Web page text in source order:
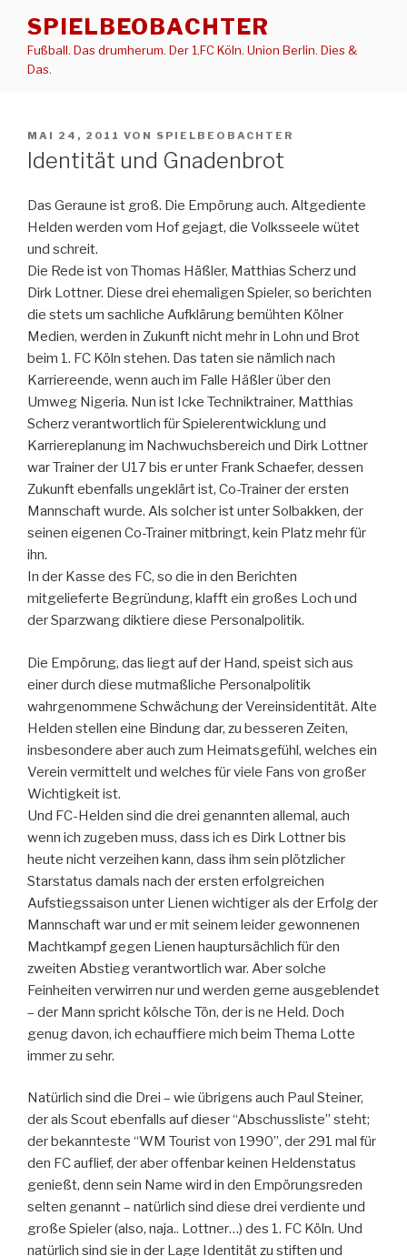
Inhalt
springen
SPIELBEOBACHTER
Fußball. Das drumherum. Der 1.FC Köln. Union Berlin. Dies &
Das.
VERÖFFENTLICHT
AM
MAI 24, 2011 VON SPIELBEOBACHTER
Identität und Gnadenbrot
Das Geraune ist groß. Die Empörung auch. Altgediente
Helden werden vom Hof gejagt, die Volksseele wütet
und schreit.
Die Rede ist von Thomas Häßler, Matthias Scherz und
Dirk Lottner. Diese drei ehemaligen Spieler, so berichten
die stets um sachliche Aufklärung bemühten Kölner
Medien, werden in Zukunft nicht mehr in Lohn und Brot
beim 1. FC Köln stehen. Das taten sie nämlich nach
Karriereende, wenn auch im Falle Häßler über den
Umweg Nigeria. Nun ist Icke Techniktrainer, Matthias
Scherz verantwortlich für Spielerentwicklung und
Karriereplanung im Nachwuchsbereich und Dirk Lottner
war Trainer der U17 bis er unter Frank Schaefer, dessen
Zukunft ebenfalls ungeklärt ist, Co-Trainer der ersten
Mannschaft wurde. Als solcher ist unter Solbakken, der
seinen eigenen Co-Trainer mitbringt, kein Platz mehr für
ihn.
In der Kasse des FC, so die in den Berichten
mitgelieferte Begründung, klafft ein großes Loch und
der Sparzwang diktiere diese Personalpolitik.
Die Empörung, das liegt auf der Hand, speist sich aus
einer durch diese mutmaßliche Personalpolitik
wahrgenommene Schwächung der Vereinsidentität. Alte
Helden stellen eine Bindung dar, zu besseren Zeiten,
insbesondere aber auch zum Heimatsgefühl, welches ein
Verein vermittelt und welches für viele Fans von großer
Wichtigkeit ist.
Und FC-Helden sind die drei genannten allemal, auch
wenn ich zugeben muss, dass ich es Dirk Lottner bis
heute nicht verzeihen kann, dass ihm sein plötzlicher
Starstatus damals nach der ersten erfolgreichen
Aufstiegssaison unter Lienen wichtiger als der Erfolg der
Mannschaft war und er mit seinem leider gewonnenen
Machtkampf gegen Lienen hauptursächlich für den
zweiten Abstieg verantwortlich war. Aber solche
Feinheiten verwirren nur und werden gerne ausgeblendet
– der Mann spricht kölsche Tön, der is ne Held. Doch
genug davon, ich echauffiere mich beim Thema Lotte
immer zu sehr.
Natürlich sind die Drei – wie übrigens auch Paul Steiner,
der als Scout ebenfalls auf dieser “Abschussliste” steht;
der bekannteste “WM Tourist von 1990”, der 291 mal für
den FC auflief, der aber offenbar keinen Heldenstatus
genießt, denn sein Name wird in den Empörungsreden
selten genannt – natürlich sind diese drei verdiente und
große Spieler (also, naja.. Lottner…) des 1. FC Köln. Und
natürlich sind sie in der Lage Identität zu stiften und